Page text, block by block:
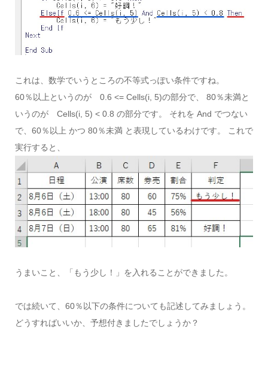
これは、数学でいうところの不等式っぽい条件ですね。
60％以上というのが 0.6 <= Cells(i, 5)の部分で、 80％未満と
いうのが Cells(i, 5) < 0.8 の部分です。 それを And でつない
で、60％以上 かつ 80％未満 と表現しているわけです。 これで
実行すると、
うまいこと、「もう少し！」を入れることができました。
では続いて、60％以下の条件についても記述してみましょう。
どうすればいいか、予想付きましたでしょうか？